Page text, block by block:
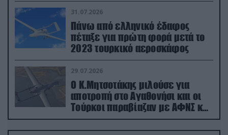
31.07.2026
Πάνω από ελληνικό έδαφος
πέταξε για πρώτη φορά μετά το
2023 τουρκικό αεροσκάφος
29.07.2026
Ο Κ.Μητσοτάκης μιλούσε για
αποτροπή στο Αγαθονήσι και οι
Τούρκοι παραβίαζαν με ΑΦΝΣ και
drone